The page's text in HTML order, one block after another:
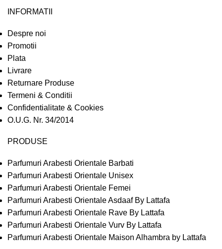
INFORMATII
Despre noi
Promotii
Plata
Livrare
Returnare Produse
Termeni & Conditii
Confidentialitate & Cookies
O.U.G. Nr. 34/2014
PRODUSE
Parfumuri Arabesti Orientale Barbati
Parfumuri Arabesti Orientale Unisex
Parfumuri Arabesti Orientale Femei
Parfumuri Arabesti Orientale Asdaaf By Lattafa
Parfumuri Arabesti Orientale Rave By Lattafa
Parfumuri Arabesti Orientale Vurv By Lattafa
Parfumuri Arabesti Orientale Maison Alhambra by Lattafa